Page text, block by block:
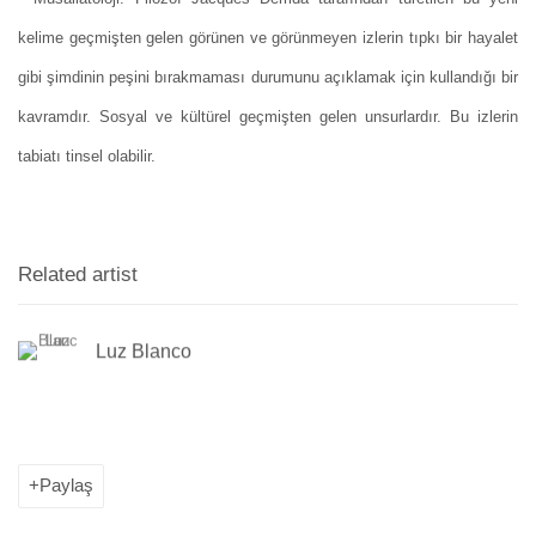
kelime geçmişten gelen görünen ve görünmeyen izlerin tıpkı bir hayalet
gibi şimdinin peşini bırakmaması durumunu açıklamak için kullandığı bir
kavramdır. Sosyal ve kültürel geçmişten gelen unsurlardır. Bu izlerin
tabiatı tinsel olabilir.
Related artist
Luz Blanco
Paylaş